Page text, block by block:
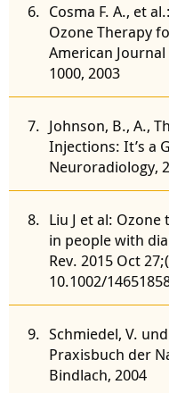
Cosma F. A., et
Ozone Therapy
American
1000, 2003
Johnson, B., A.,
Injections: It’s a
Neuroradiology,
Liu J et al:
in people with
Rev. 2015 Oct
10.1002/
Schmiedel, V.
Praxisbuch der
Bindlach, 2004